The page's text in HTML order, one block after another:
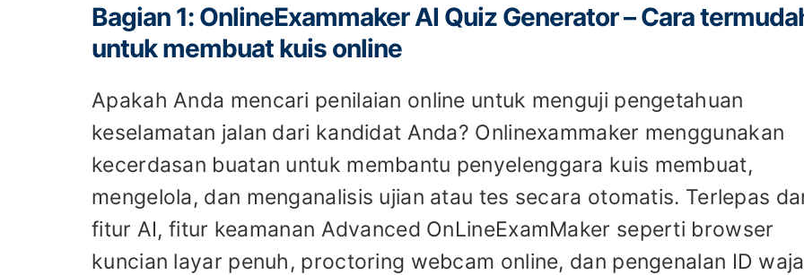
Bagian 1: OnlineExammaker AI Quiz Generator – Cara
untuk membuat kuis online
Apakah Anda mencari penilaian online untuk menguji pengetahuan
keselamatan jalan dari kandidat Anda? Onlinexammaker menggunakan
kecerdasan buatan untuk membantu penyelenggara kuis membuat,
mengelola, dan menganalisis ujian atau tes secara otomatis. Terlepas
fitur AI, fitur keamanan Advanced OnLineExamMaker seperti browser
kuncian layar penuh, proctoring webcam online, dan pengenalan ID